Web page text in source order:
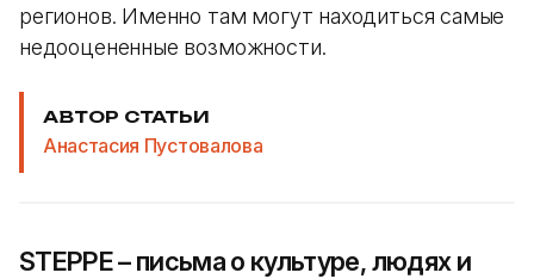
регионов. Именно там могут находиться самые
недооцененные возможности.
АВТОР СТАТЬИ
Анастасия Пустовалова
STEPPE – письма о культуре, людях и